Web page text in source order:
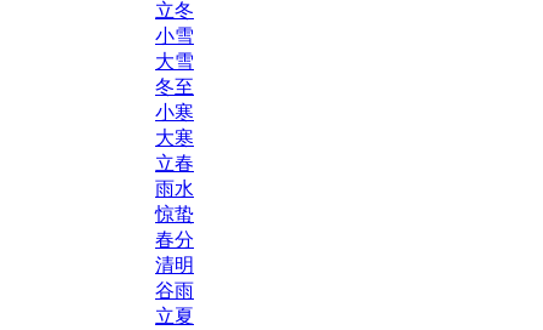
立冬
小雪
大雪
冬至
小寒
大寒
立春
雨水
惊蛰
春分
清明
谷雨
立夏